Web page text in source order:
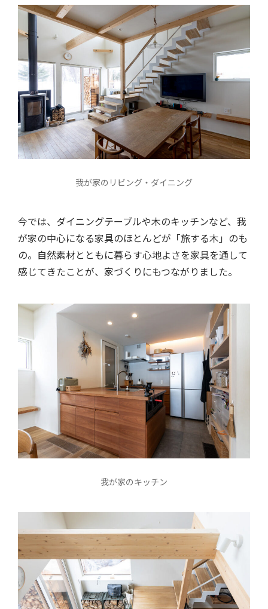
我が家のリビング・ダイニング
今では、ダイニングテーブルや木のキッチンなど、我
が家の中心になる家具のほとんどが「旅する木」のも
の。自然素材とともに暮らす心地よさを家具を通して
感じてきたことが、家づくりにもつながりました。
我が家のキッチン